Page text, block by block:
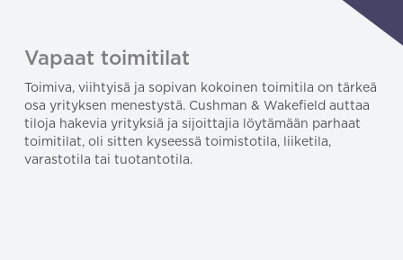
Vapaat toimitilat
Toimiva, viihtyisä ja sopivan kokoinen toimitila on tärkeä
osa yrityksen menestystä. Cushman & Wakefield auttaa
tiloja hakevia yrityksiä ja sijoittajia löytämään parhaat
toimitilat, oli sitten kyseessä toimistotila, liiketila,
varastotila tai tuotantotila.